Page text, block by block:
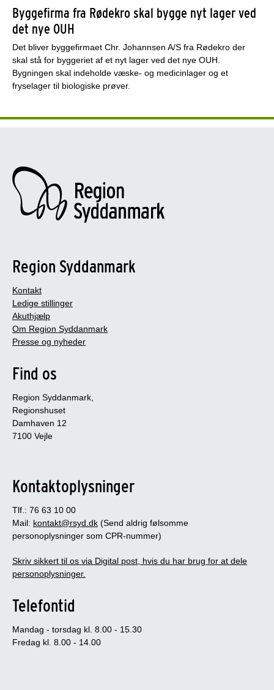
Byggefirma fra Rødekro skal bygge nyt lager ved
det nye OUH
Det bliver byggefirmaet Chr. Johannsen A/S fra Rødekro der
skal stå for byggeriet af et nyt lager ved det nye OUH.
Bygningen skal indeholde væske- og medicinlager og et
fryselager til biologiske prøver.
Region Syddanmark
Kontakt
Ledige stillinger
Akuthjælp
Om Region Syddanmark
Presse og nyheder
Find os
Region Syddanmark,
Regionshuset
Damhaven 12
7100 Vejle
Kontaktoplysninger
Tlf.: 76 63 10 00
Mail: kontakt@rsyd.dk (Send aldrig følsomme
personoplysninger som CPR-nummer)
Skriv sikkert til os via Digital post, hvis du har brug for at dele
personoplysninger.
Telefontid
Mandag - torsdag kl. 8.00 - 15.30
Fredag kl. 8.00 - 14.00